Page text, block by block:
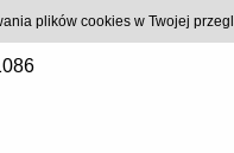
plików cookies w Twojej